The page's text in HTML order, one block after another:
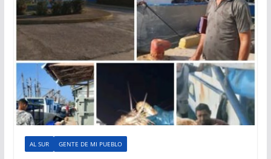
AL SUR GENTE DE MI PUEBLO